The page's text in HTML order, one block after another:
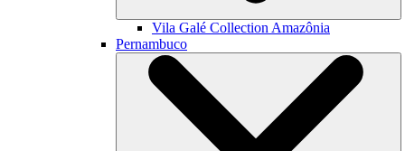
Vila Galé Collection Amazônia
Pernambuco